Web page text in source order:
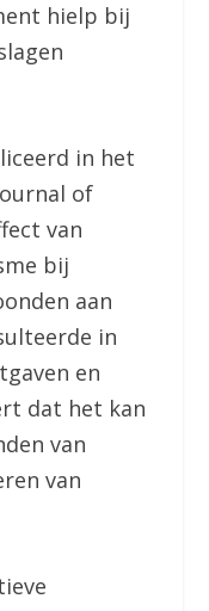
hielp bij
in het
of
van
bij
aan
in
en
dat het kan
van
van